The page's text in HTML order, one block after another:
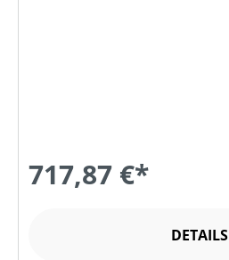
717,87 €*
DETAILS